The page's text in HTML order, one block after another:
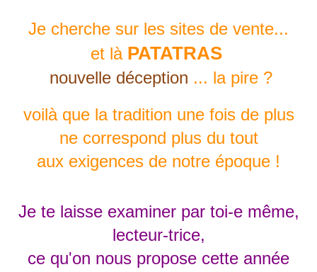
Je cherche sur les sites de vente...
et là PATATRAS
nouvelle déception ... la pire ?
voilà que la tradition une fois de plus
ne correspond plus du tout
aux exigences de notre époque !
Je te laisse examiner par toi-e même,
lecteur-trice,
ce qu'on nous propose cette année